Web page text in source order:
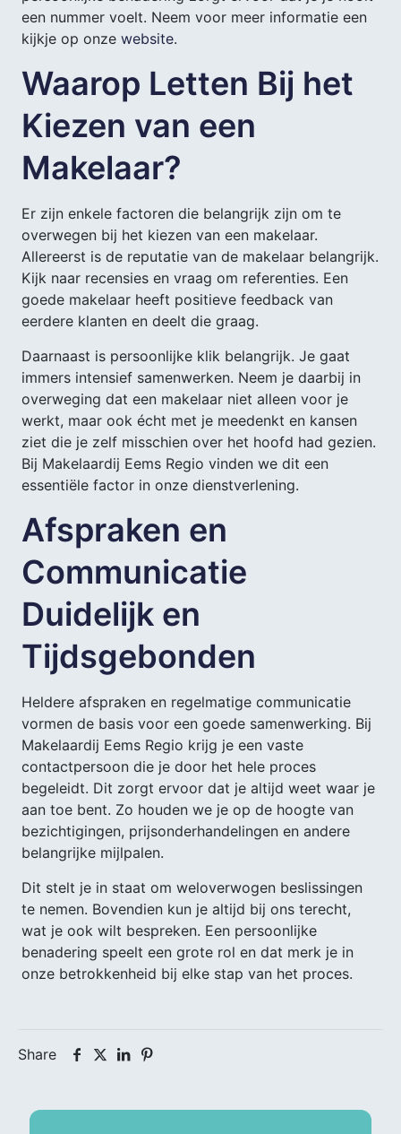
een nummer voelt. Neem voor meer informatie een
kijkje op onzewebsite.
Waarop Letten Bij het
Kiezen van een
Makelaar?
Er zijn enkele factoren die belangrijk zijn om te
overwegen bij het kiezen van een makelaar.
Allereerst is de reputatie van de makelaar belangrijk.
Kijk naar recensies en vraag om referenties. Een
goede makelaar heeft positieve feedback van
eerdere klanten en deelt die graag.
Daarnaast is persoonlijke klik belangrijk. Je gaat
immers intensief samenwerken. Neem je daarbij in
overweging dat een makelaar niet alleen voor je
werkt, maar ook écht met je meedenkt en kansen
ziet die je zelf misschien over het hoofd had gezien.
Bij Makelaardij Eems Regio vinden we dit een
essentiële factor in onze dienstverlening.
Afspraken en
Communicatie
Duidelijk en
Tijdsgebonden
Heldere afspraken en regelmatige communicatie
vormen de basis voor een goede samenwerking. Bij
Makelaardij Eems Regio krijg je een vaste
contactpersoon die je door het hele proces
begeleidt. Dit zorgt ervoor dat je altijd weet waar je
aan toe bent. Zo houden we je op de hoogte van
bezichtigingen, prijsonderhandelingen en andere
belangrijke mijlpalen.
Dit stelt je in staat om weloverwogen beslissingen
te nemen. Bovendien kun je altijd bij ons terecht,
wat je ook wilt bespreken. Een persoonlijke
benadering speelt een grote rol en dat merk je in
onze betrokkenheid bij elke stap van het proces.
Share